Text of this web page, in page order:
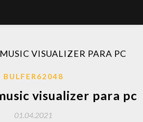
VISUALIZER PARA PC
BULFER62048
visualizer para pc
01.04.2021